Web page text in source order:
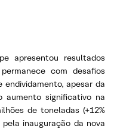
apresentou resultados
com desafios
apesar da
aumento significativo na
de toneladas (+12%
inauguração da nova